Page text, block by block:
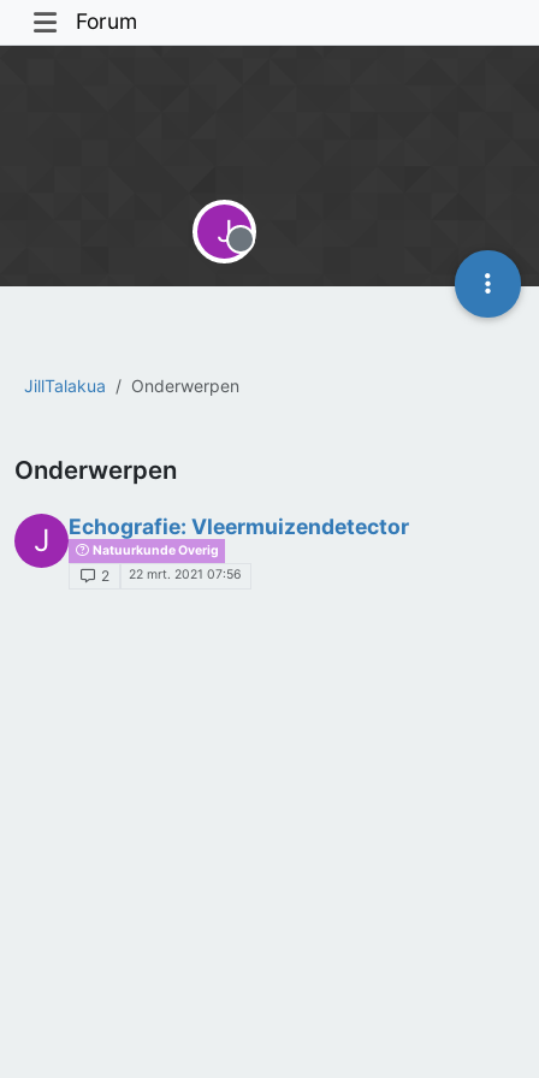
Forum
JillTalakua Onderwerpen
J
Offline
Onderwerpen
J Echografie: Vleermuizendetector
Natuurkunde Overig
2 22 mrt. 2021 07:56